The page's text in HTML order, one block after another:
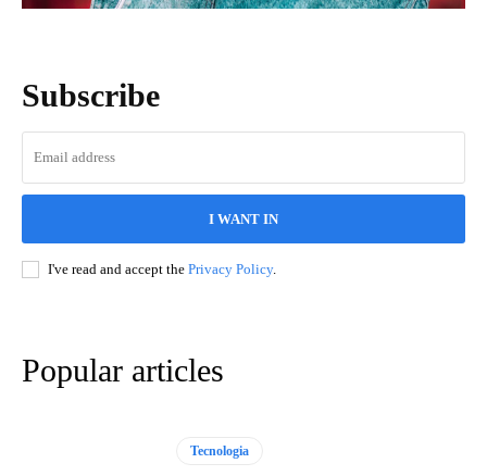
Subscribe
I WANT IN
I've read and accept the Privacy Policy.
Popular articles
Tecnologia